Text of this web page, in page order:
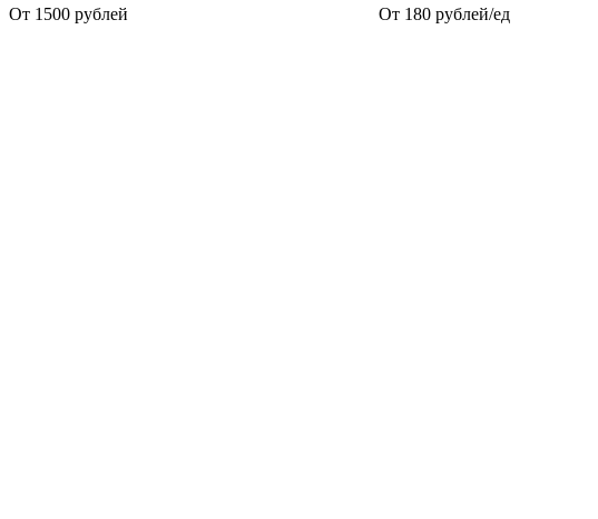
От 1500 рублей От 180 рублей/ед